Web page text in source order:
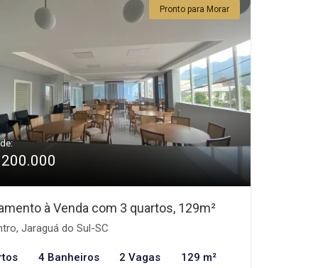
Pronto para Morar
à Venda com 3 quartos, 129m²
Jaraguá do Sul-SC
4 Banheiros 2 Vagas 129 m²